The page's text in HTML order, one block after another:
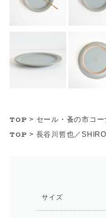
TOP > セール・蚤の市コー
TOP > 長谷川哲也／
サイズ